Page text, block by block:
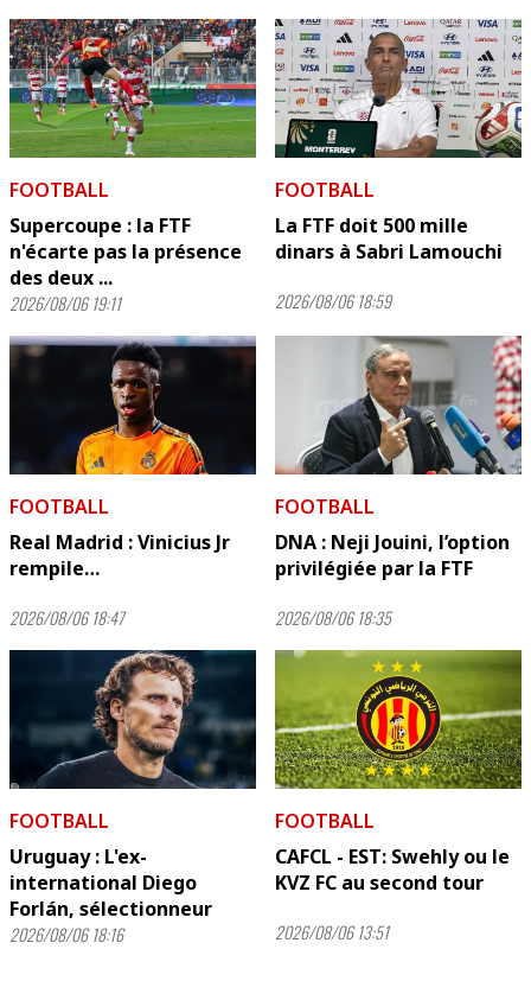
FOOTBALL
Supercoupe : la FTF
n'écarte pas la présence
des deux ...
2026/08/06 19:11
FOOTBALL
La FTF doit 500 mille
dinars à Sabri Lamouchi
2026/08/06 18:59
FOOTBALL
Real Madrid : Vinicius Jr
rempile…
2026/08/06 18:47
FOOTBALL
DNA : Neji Jouini, l’option
privilégiée par la FTF
2026/08/06 18:35
FOOTBALL
Uruguay : L'ex-
international Diego
Forlán, sélectionneur
2026/08/06 18:16
FOOTBALL
CAFCL - EST: Swehly ou le
KVZ FC au second tour
2026/08/06 13:51